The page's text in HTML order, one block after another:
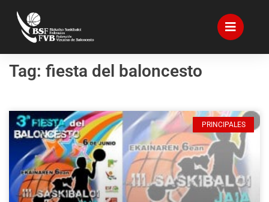
Tag: fiesta del baloncesto
PRINCIPALES